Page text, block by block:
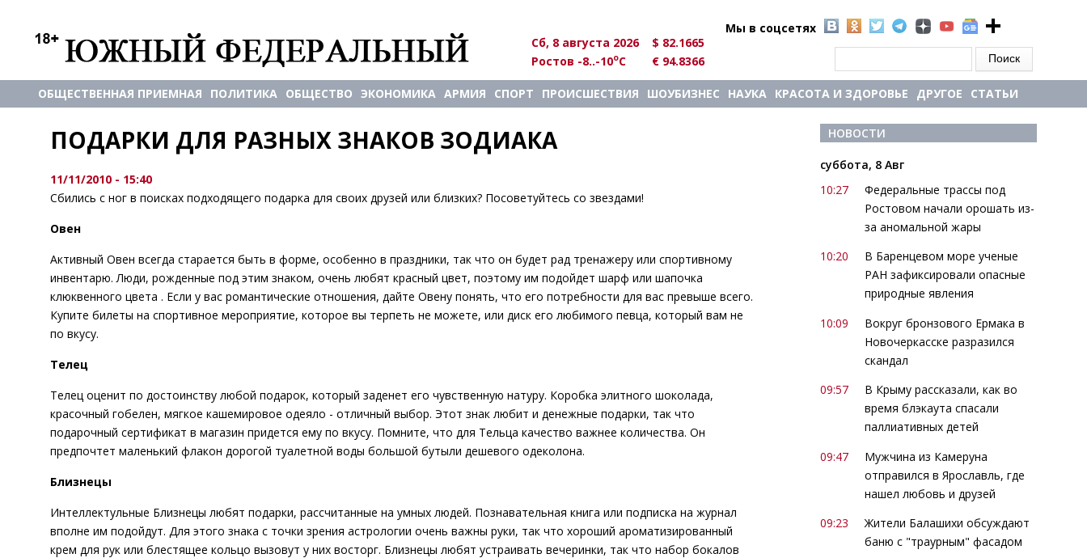
Мы в соцсетях
Сб, 8 августа 2026
$ 82.1665
Ростов -8..-10oC € 94.8366
ОБЩЕСТВЕННАЯ ПРИЕМНАЯ ПОЛИТИКА ОБЩЕСТВО ЭКОНОМИКА АРМИЯ СПОРТ ПРОИСШЕСТВИЯ ШОУБИЗНЕС НАУКА КРАСОТА И ЗДОРОВЬЕ ДРУГОЕ СТАТЬИ
ПОДАРКИ ДЛЯ РАЗНЫХ ЗНАКОВ ЗОДИАКА
11/11/2010 - 15:40
Сбились с ног в поисках подходящего подарка для своих друзей или близких? Посоветуйтесь со звездами!
Овен
Активный Овен всегда старается быть в форме, особенно в праздники, так что он будет рад тренажеру или спортивному
инвентарю. Люди, рожденные под этим знаком, очень любят красный цвет, поэтому им подойдет шарф или шапочка
клюквенного цвета . Если у вас романтические отношения, дайте Овену понять, что его потребности для вас превыше всего.
Купите билеты на спортивное мероприятие, которое вы терпеть не можете, или диск его любимого певца, который вам не
по вкусу.
Телец
Телец оценит по достоинству любой подарок, который заденет его чувственную натуру. Коробка элитного шоколада,
красочный гобелен, мягкое кашемировое одеяло - отличный выбор. Этот знак любит и денежные подарки, так что
подарочный сертификат в магазин придется ему по вкусу. Помните, что для Тельца качество важнее количества. Он
предпочтет маленький флакон дорогой туалетной воды большой бутыли дешевого одеколона.
Близнецы
Интеллектульные Близнецы любят подарки, рассчитанные на умных людей. Познавательная книга или подписка на журнал
вполне им подойдут. Для этого знака с точки зрения астрологии очень важны руки, так что хороший ароматизированный
крем для рук или блестящее кольцо вызовут у них восторг. Близнецы любят устраивать вечеринки, так что набор бокалов
НОВОСТИ
суббота, 8 Авг
10:27
Федеральные трассы под
Ростовом начали орошать из-
за аномальной жары
10:20
В Баренцевом море ученые
РАН зафиксировали опасные
природные явления
10:09
Вокруг бронзового Ермака в
Новочеркасске разразился
скандал
09:57
В Крыму рассказали, как во
время блэкаута спасали
паллиативных детей
09:47
Мужчина из Камеруна
отправился в Ярославль, где
нашел любовь и друзей
09:23
Жители Балашихи обсуждают
баню с "траурным" фасадом